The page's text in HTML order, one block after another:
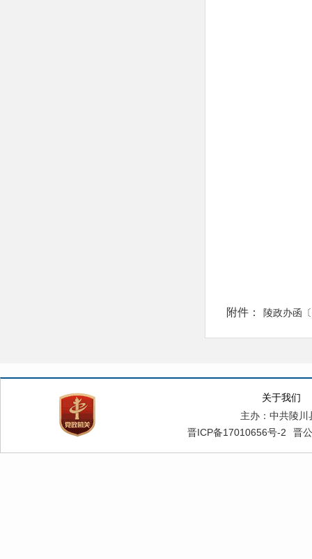
附件： 陵政办函
关于我们
主办：中共陵
晋ICP备17010656号-2
晋